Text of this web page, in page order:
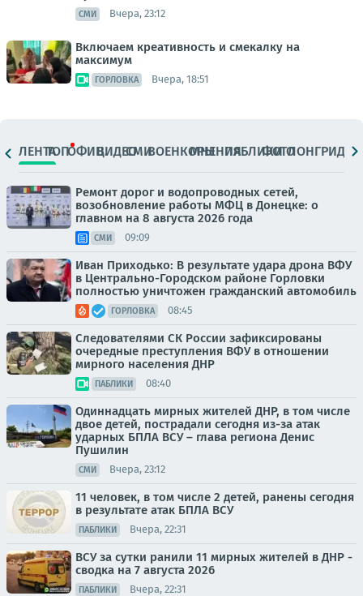
СМИ Вчера, 23:12
Включаем креативность и смекалку на
максимум
ГОРЛОВКА Вчера, 18:51
ЛЕНТАТОПОФИЦ.ВИДЕОСМИВОЕНКОРЫМНЕНИЯПАБЛИКИ
ФОТОЛОНГРИДЫ
Ремонт дорог и водопроводных сетей,
возобновление работы МФЦ в Донецке: о
главном на 8 августа 2026 года
СМИ 09:09
Иван Приходько: В результате удара дрона ВФУ
в Центрально-Городском районе Горловки
полностью уничтожен гражданский автомобиль
ГОРЛОВКА 08:45
Следователями СК России зафиксированы
очередные преступления ВФУ в отношении
мирного населения ДНР
ПАБЛИКИ 08:40
Одиннадцать мирных жителей ДНР, в том числе
двое детей, пострадали сегодня из-за атак
ударных БПЛА ВСУ – глава региона Денис
Пушилин
СМИ Вчера, 23:12
11 человек, в том числе 2 детей, ранены сегодня
в результате атак БПЛА ВСУ
ПАБЛИКИ Вчера, 22:31
ВСУ за сутки ранили 11 мирных жителей в ДНР -
сводка на 7 августа 2026
ПАБЛИКИ Вчера, 22:31